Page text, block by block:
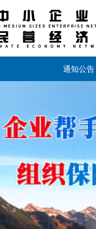
通知公告